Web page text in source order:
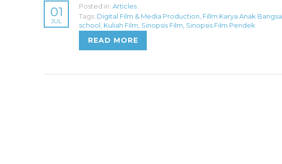
01
JUL
Posted in: Articles
Tags: Digital Film & Media Production Fillm Karya Anak Bangsa
school Kuliah Film Sinopsis Film Sinopsis Film Pendek
READ MORE